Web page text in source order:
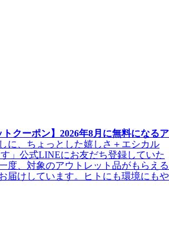
クーポン】2026年8月に無料になるア
に、ちょっとした嬉しさ＋エシカル
」公式LINEにお友だち登録していた
度、対象のアウトレット品がもらえる
届けしています。ヒトにも環境にもや